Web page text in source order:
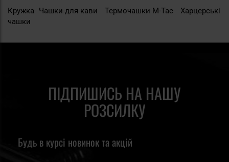
Кружка
Чашки для кави Термочашки M-Tac
Харцерські
чашки
ПІДПИШИСЬ НА НАШУ
РОЗСИЛКУ
Будь в курсі новинок та акцій